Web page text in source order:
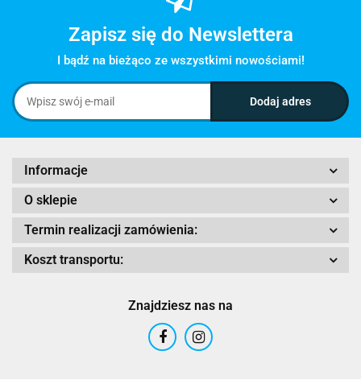
Zapisz się do Newslettera
I bądź na bieżąco ze wszystkimi nowościami!
Informacje
O sklepie
Termin realizacji zamówienia:
Koszt transportu:
Znajdziesz nas na